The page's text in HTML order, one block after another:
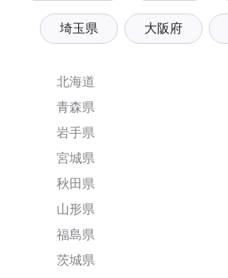
埼玉県 大阪府
北海道
青森県
岩手県
宮城県
秋田県
山形県
福島県
茨城県